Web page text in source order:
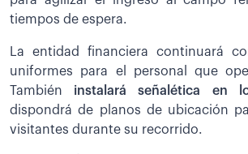
tiempos de espera.
La entidad financiera continuará
uniformes para el personal que
También instalará señalética en
dispondrá de planos de ubicación
visitantes durante su recorrido.